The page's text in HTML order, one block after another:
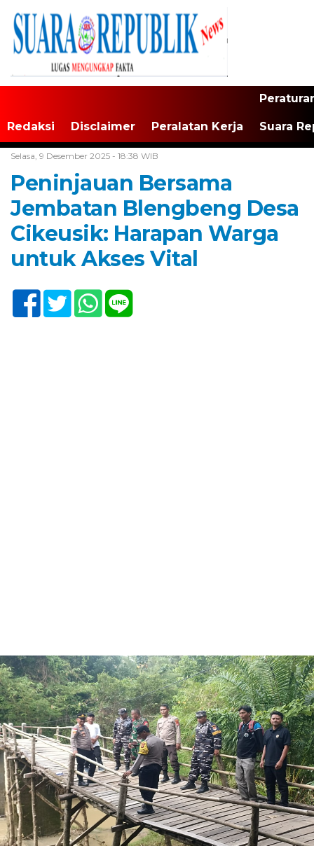
Redaksi Disclaimer Peralatan Kerja Suara
Selasa, 9 Desember 2025 - 18:38 WIB
Peninjauan Bersama
Jembatan Blengbeng Desa
Cikeusik: Harapan Warga
untuk Akses Vital